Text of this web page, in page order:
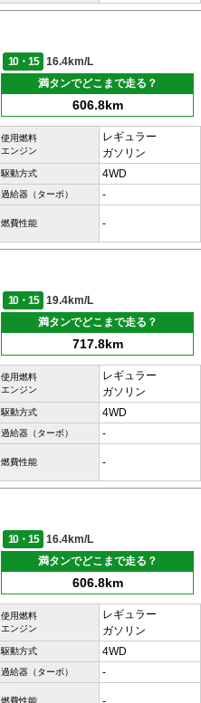
10・15
16.4km/L
満タンでどこまで走る？
606.8km
使用燃料
エンジン
レギュラー
ガソリン
駆動方式 4WD
過給器（ターボ） -
燃費性能 -
10・15
19.4km/L
満タンでどこまで走る？
717.8km
使用燃料
エンジン
レギュラー
ガソリン
駆動方式 4WD
過給器（ターボ） -
燃費性能 -
10・15
16.4km/L
満タンでどこまで走る？
606.8km
使用燃料
エンジン
レギュラー
ガソリン
駆動方式 4WD
過給器（ターボ） -
燃費性能